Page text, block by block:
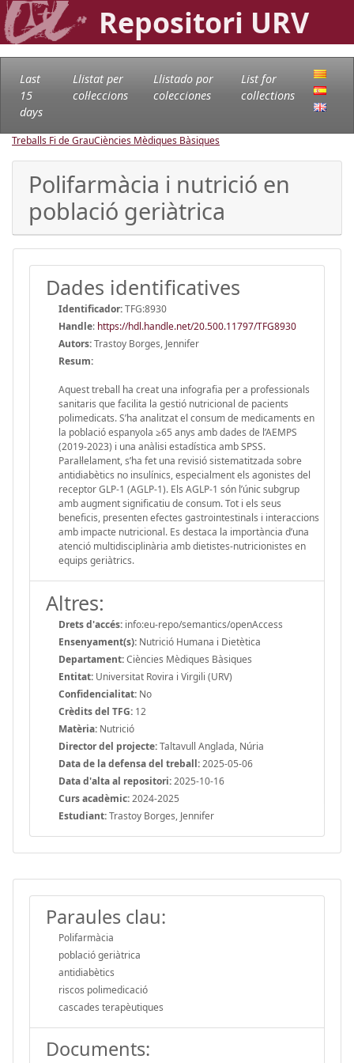
Repositori URV
Last
15
days
Llistat per
col·leccions
Llistado por
colecciones
List for
collections
Treballs Fi de GrauCiències Mèdiques Bàsiques
Polifarmàcia i nutrició en
població geriàtrica
Dades identificatives
Identificador:TFG:8930
Handle: https://hdl.handle.net/20.500.11797/TFG8930
Autors:Trastoy Borges, Jennifer
Resum:
Aquest treball ha creat una infografia per a professionals
sanitaris que facilita la gestió nutricional de pacients
polimedicats. S’ha analitzat el consum de medicaments en
la població espanyola ≥65 anys amb dades de l’AEMPS
(2019-2023) i una anàlisi estadística amb SPSS.
Paral·lelament, s’ha fet una revisió sistematitzada sobre
antidiabètics no insulínics, especialment els agonistes del
receptor GLP-1 (AGLP-1). Els AGLP-1 són l’únic subgrup
amb augment significatiu de consum. Tot i els seus
beneficis, presenten efectes gastrointestinals i interaccions
amb impacte nutricional. Es destaca la importància d’una
atenció multidisciplinària amb dietistes-nutricionistes en
equips geriàtrics.
Altres:
Drets d'accés: info:eu-repo/semantics/openAccess
Ensenyament(s): Nutrició Humana i Dietètica
Departament:Ciències Mèdiques Bàsiques
Entitat: Universitat Rovira i Virgili (URV)
Confidencialitat: No
Crèdits del TFG: 12
Matèria: Nutrició
Director del projecte:Taltavull Anglada, Núria
Data de la defensa del treball:2025-05-06
Data d'alta al repositori:2025-10-16
Curs acadèmic:2024-2025
Estudiant:Trastoy Borges, Jennifer
Paraules clau:
Polifarmàcia
població geriàtrica
antidiabètics
riscos polimedicació
cascades terapèutiques
Documents: